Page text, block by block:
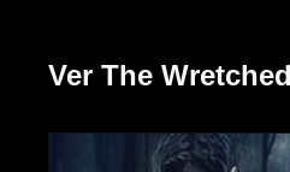
Ver The